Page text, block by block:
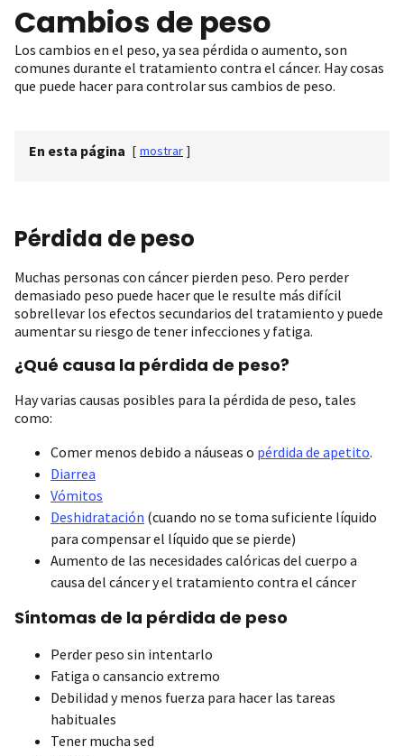
Cambios de peso
Los cambios en el peso, ya sea pérdida o aumento, son
comunes durante el tratamiento contra el cáncer. Hay cosas
que puede hacer para controlar sus cambios de peso.
En esta página [ mostrar ]
Pérdida de peso
Muchas personas con cáncer pierden peso. Pero perder
demasiado peso puede hacer que le resulte más difícil
sobrellevar los efectos secundarios del tratamiento y puede
aumentar su riesgo de tener infecciones y fatiga.
¿Qué causa la pérdida de peso?
Hay varias causas posibles para la pérdida de peso, tales
como:
Comer menos debido a náuseas o pérdida de apetito.
Diarrea
Vómitos
Deshidratación (cuando no se toma suficiente líquido
para compensar el líquido que se pierde)
Aumento de las necesidades calóricas del cuerpo a
causa del cáncer y el tratamiento contra el cáncer
Síntomas de la pérdida de peso
Perder peso sin intentarlo
Fatiga o cansancio extremo
Debilidad y menos fuerza para hacer las tareas
habituales
Tener mucha sed